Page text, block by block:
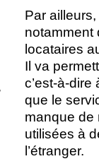
Par
notamment
locataires
Il va
c’est-à-
que le
manque de
utilisées à
l’étranger.